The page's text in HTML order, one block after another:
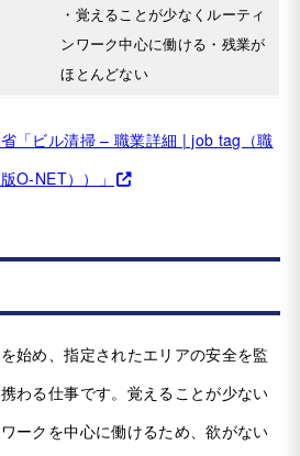
・覚えることが少なくルーティ
ンワーク中心に働ける・残業が
ほとんどない
「ビル清掃 – 職業詳細 | job tag（職
O-NET））」
始め、指定されたエリアの安全を監
わる仕事です。覚えることが少ない
ークを中心に働けるため、欲がない